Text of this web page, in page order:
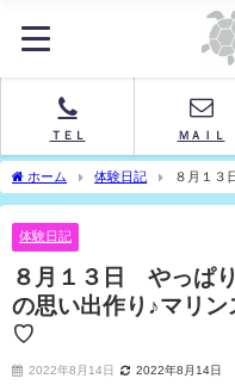
ＴＥＬ ＭＡＩＬ
ホーム 体験日記
８月１３
作り♪マリンスポーツで楽しんでき
体験日記
８月１３日 やっぱ
の思い出作り♪マリ
♡
2022年8月14日 2022年8月14日